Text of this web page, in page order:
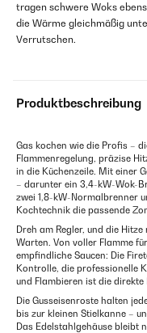
tragen schwere Woks
die Wärme gleichmäßig
Verrutschen.
Produktbeschreibung
Gas kochen wie die Profis –
Flammenregelung, präzise
in die Küchenzeile. Mit einer
– darunter ein 3,4-kW-Wok-
zwei 1,8-kW-Normalbrenner
Kochtechnik die passende
Dreh am Regler, und die
Warten. Von voller Flamme
empfindliche Saucen: Die
Kontrolle, die professionelle
und Flambieren ist die
Die Gusseisenroste halten
bis zur kleinen Stielkanne –
Das Edelstahlgehäuse bleibt